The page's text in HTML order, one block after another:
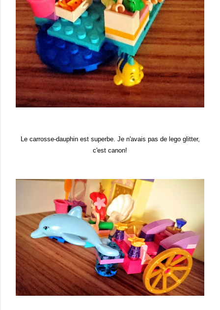
Le carrosse-dauphin est superbe. Je n'avais pas de lego glitter,
c'est canon!